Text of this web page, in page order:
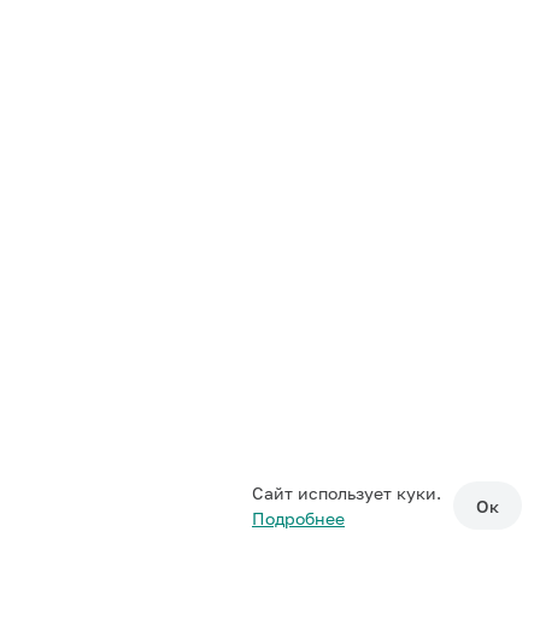
Сайт использует куки.
Подробнее
Ок